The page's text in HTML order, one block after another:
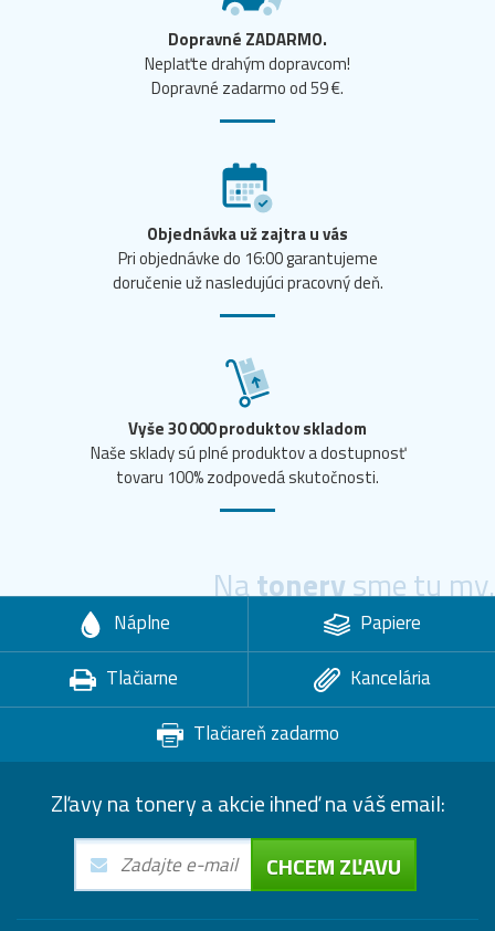
Dopravné ZADARMO.
Neplaťte drahým dopravcom!
Dopravné zadarmo od 59 €.
Objednávka už zajtra u vás
Pri objednávke do 16:00 garantujeme
doručenie už nasledujúci pracovný deň.
Vyše 30 000 produktov skladom
Naše sklady sú plné produktov a dostupnosť
tovaru 100% zodpovedá skutočnosti.
Natonerysme tu my.
Náplne
Papiere
Tlačiarne
Kancelária
Tlačiareň zadarmo
Zľavy na tonery a akcie ihneď na váš email:
CHCEM ZĽAVU